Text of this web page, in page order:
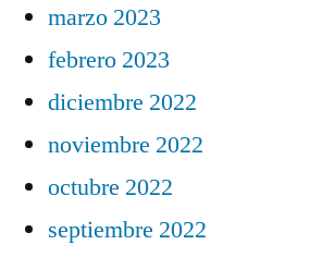
marzo 2023
febrero 2023
diciembre 2022
noviembre 2022
octubre 2022
septiembre 2022